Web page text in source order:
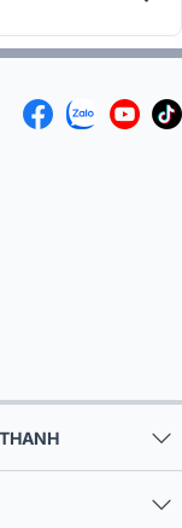
IS6T có khả năng
gian, tối ưu hóa trải
thấy loa này có khả